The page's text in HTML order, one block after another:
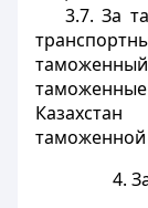
3.7. За
таможенной
4.